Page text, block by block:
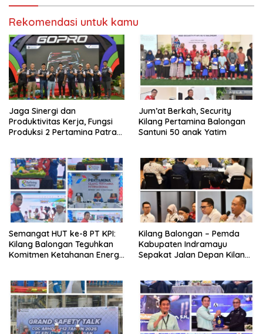
Rekomendasi untuk kamu
Jaga Sinergi dan
Produktivitas Kerja, Fungsi
Produksi 2 Pertamina Patra
Jum’at Berkah, Security
Kilang Pertamina Balongan
Santuni 50 anak Yatim
Semangat HUT ke-8 PT KPI:
Kilang Balongan Teguhkan
Komitmen Ketahanan Energi
Yayasan Pendidikan
Kilang Balongan – Pemda
Kabupaten Indramayu
Sepakat Jalan Depan Kilang
Sukaurip-Sukareja